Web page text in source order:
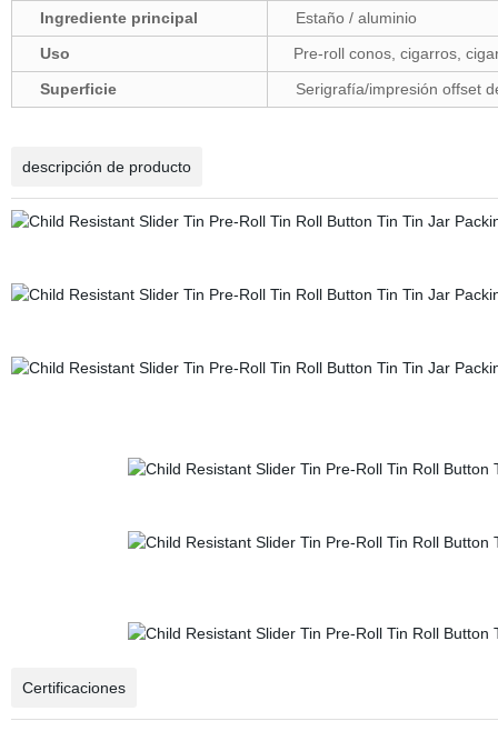
Ingrediente principal
Estaño / aluminio
Uso
Pre-roll conos, cigarros,
Superficie
Serigrafía/impresión offset
descripción de producto
Certificaciones